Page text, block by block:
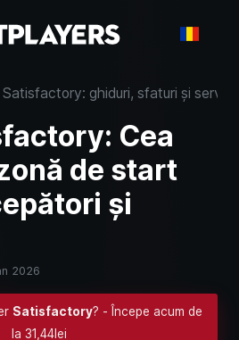
Satisfactory: ghiduri, sfaturi și
Cea
de start
și
2026
Satisfactory? - Începe acum de
la 31,44lei